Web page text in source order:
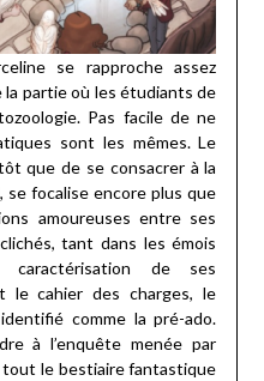
se rapproche assez
la partie où les étudiants de
Pas facile de ne
sont les mêmes. Le
que de se consacrer à la
focalise encore plus que
amoureuses entre ses
tant dans les émois
de ses
le cahier des charges, le
comme la pré-ado.
à l’enquête menée par
tout le bestiaire fantastique